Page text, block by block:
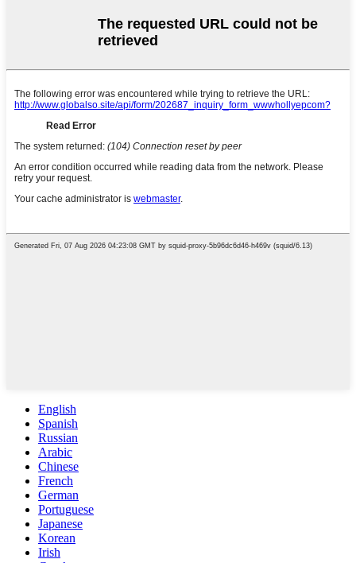
English
Spanish
Russian
Arabic
Chinese
French
German
Portuguese
Japanese
Korean
Irish